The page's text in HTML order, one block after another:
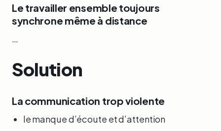
Le travailler ensemble toujours
synchrone même à distance
…
Solution
La communication trop violente
le manque d’écoute et d’attention